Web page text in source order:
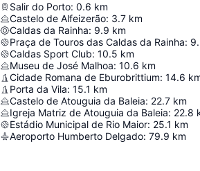
Salir do Porto: 0.6 km
Castelo de Alfeizerão: 3.7 km
Caldas da Rainha: 9.9 km
Praça de Touros das Caldas da Rainha:
Caldas Sport Club: 10.5 km
Museu de José Malhoa: 10.6 km
Cidade Romana de Eburobrittium: 14.6
Porta da Vila: 15.1 km
Castelo de Atouguia da Baleia: 22.7 km
Igreja Matriz de Atouguia da Baleia: 22.8
Estádio Municipal de Rio Maior: 25.1 km
Aeroporto Humberto Delgado: 79.9 km